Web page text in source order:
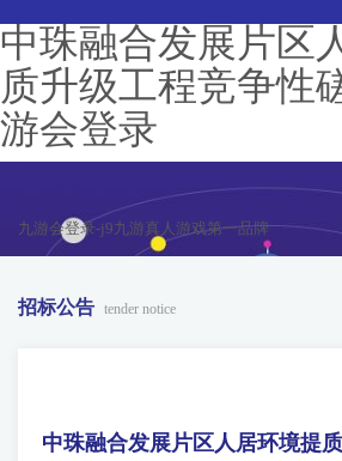
中珠融合发展片区
质升级工程竞争性
游会登录
九游会登录-j9九游真人游戏第一品牌
招标公告 tender notice
中珠融合发展片区人居环境提